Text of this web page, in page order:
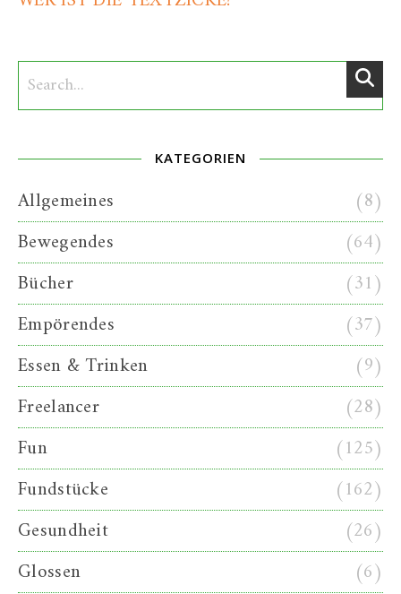
KATEGORIEN
Allgemeines
(8)
Bewegendes
(64)
Bücher
(31)
Empörendes
(37)
Essen & Trinken
(9)
Freelancer
(28)
Fun
(125)
Fundstücke
(162)
Gesundheit
(26)
Glossen
(6)